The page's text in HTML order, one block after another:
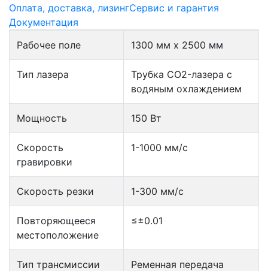
Оплата, доставка, лизингСервис и гарантия
Документация
Рабочее поле
1300 мм х 2500 мм
Тип лазера
Трубка CO2-лазера с
водяным охлаждением
Мощность 150 Вт
Скорость
гравировки
1-1000 мм/с
Скорость резки 1-300 мм/с
Повторяющееся
местоположение
≤±0.01
Тип трансмиссии Ременная передача